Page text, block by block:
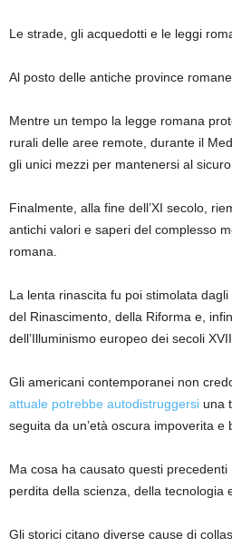
Le strade, gli acquedotti e le leggi
Al posto delle antiche province
Mentre un tempo la legge romana
rurali delle aree remote, durante il
gli unici mezzi per mantenersi al sicuro.
Finalmente, alla fine dell’XI secolo,
antichi valori e saperi del complesso
romana.
La lenta rinascita fu poi stimolata
del Rinascimento, della Riforma e,
dell’Illuminismo europeo dei secoli XVII
Gli americani contemporanei non
attuale potrebbe autodistruggersi una
seguita da un’età oscura impoverita e
Ma cosa ha causato questi
perdita della scienza, della tecnologia
Gli storici citano diverse cause di